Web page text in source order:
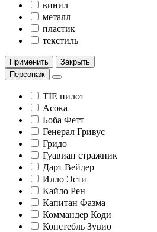
винил
металл
пластик
текстиль
Применить
Закрыть
Персонаж
TIE пилот
Асока
Боба Фетт
Генерал Гривус
Гридо
Гуавиан стражник
Дарт Вейдер
Илло Эсти
Кайло Рен
Капитан Фазма
Коммандер Коди
Констебль Зувио